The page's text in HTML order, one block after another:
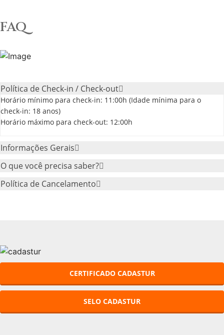
FAQ
Política de Check-in / Check-out
Horário mínimo para check-in: 11:00h (Idade mínima para o
check-in: 18 anos)
Horário máximo para check-out: 12:00h
Informações Gerais
O que você precisa saber?
Política de Cancelamento
CERTIFICADO CADASTUR
SELO CADASTUR